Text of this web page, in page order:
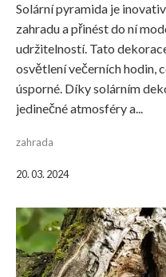
Solární pyramida je
zahradu a přinést do ní
udržitelností. Tato
osvětlení večerních hodin,
úsporné. Díky solárním
jedinečné atmosféry a...
zahrada
20. 03. 2024